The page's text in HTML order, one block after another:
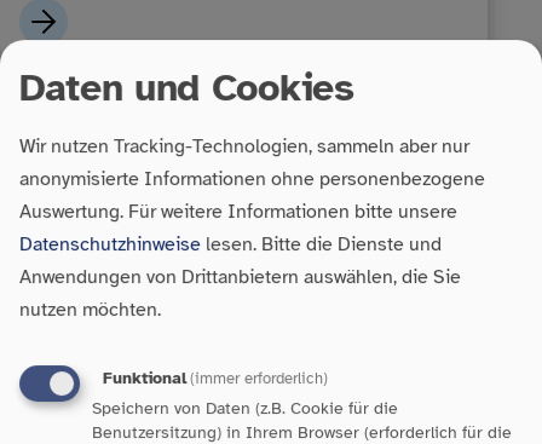
Armut in Baden-Württemberg:
Zahlen, Fakten und
Handlungsbedarf
Daten und Cookies
Wir nutzen Tracking-Technologien, sammeln aber nur
anonymisierte Informationen ohne personenbezogene
Auswertung. Für weitere Informationen bitte unsere
Datenschutzhinweise lesen. Bitte die Dienste und
Anwendungen von Drittanbietern auswählen, die Sie
nutzen möchten.
Funktional(immer erforderlich)
Speichern von Daten (z.B. Cookie für die
Benutzersitzung) in Ihrem Browser (erforderlich für die